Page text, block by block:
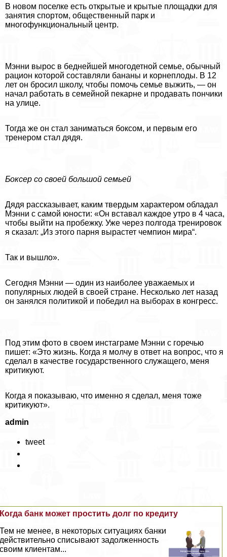
В новом поселке есть открытые и крытые площадки для
занятия спортом, общественный парк и
многофункциональный центр.
Мэнни вырос в беднейшей многодетной семье, обычный
рацион которой составляли бананы и корнеплоды. В 12
лет он бросил школу, чтобы помочь семье выжить, — он
начал работать в семейной пекарне и продавать пончики
на улице.
Тогда же он стал заниматься боксом, и первым его
тренером стал дядя.
Боксер со своей большой семьей
Дядя рассказывает, каким твердым хаpaктером обладал
Мэнни с самой юности: «Он вставал каждое утро в 4 часа,
чтобы выйти на пробежку. Уже через полгода тренировок
я сказал: „Из этого парня вырастет чемпион мира“.
Так и вышло».
Сегодня Мэнни — один из наиболее уважаемых и
популярных людей в своей стране. Несколько лет назад
он занялся политикой и победил на выборах в конгресс.
Под этим фото в своем инстаграме Мэнни с горечью
пишет: «Это жизнь. Когда я молчу в ответ на вопрос, что я
сделал в качестве государственного служащего, меня
критикуют.
Когда я показываю, что именно я сделал, меня тоже
критикуют».
admin
tweet
Когда банк может простить долг по кредиту
Тем не менее, в некоторых ситуациях банки
действительно списывают задолженность
своим клиентам...